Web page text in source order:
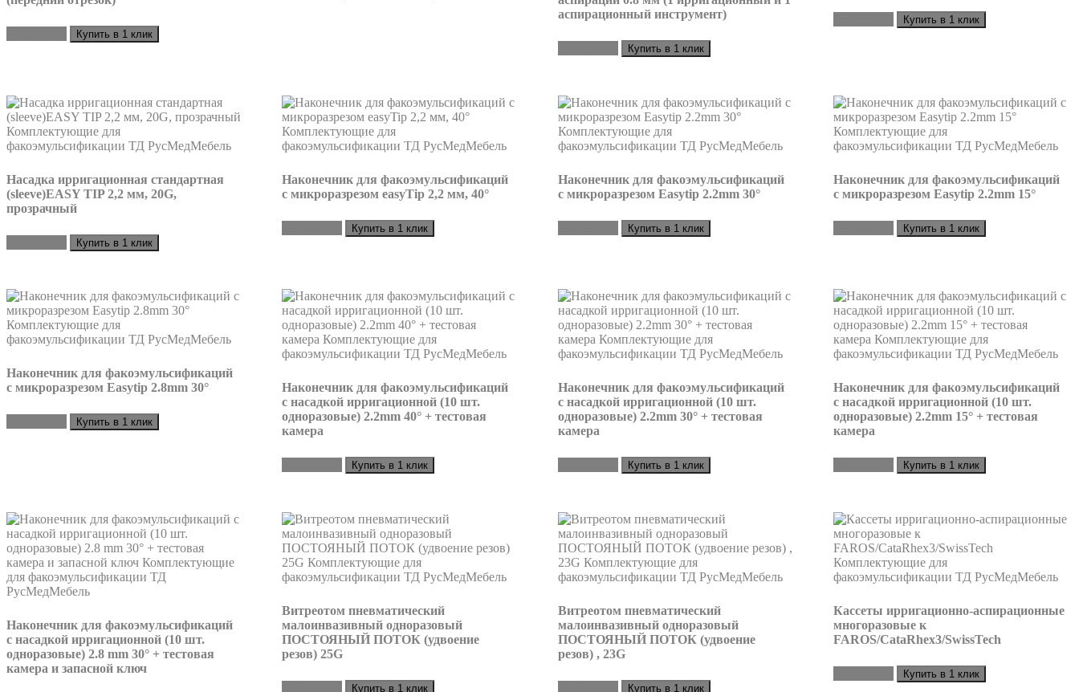
Купить в 1 клик
аспирационный инструмент)
Купить в 1 клик
Купить в 1 клик
Насадка ирригационная стандартная
(sleeve)EASY TIP 2,2 мм, 20G,
прозрачный
Купить в 1 клик
Наконечник для факоэмульсификаций
с микроразрезом easyTip 2,2 мм, 40°
Купить в 1 клик
Наконечник для факоэмульсификаций
с микроразрезом Easytip 2.2mm 30°
Купить в 1 клик
Наконечник для факоэмульсификаций
с микроразрезом Easytip 2.2mm 15°
Купить в 1 клик
Наконечник для факоэмульсификаций
с микроразрезом Easytip 2.8mm 30°
Купить в 1 клик
Наконечник для факоэмульсификаций
с насадкой ирригационной (10 шт.
одноразовые) 2.2mm 40° + тестовая
камера
Купить в 1 клик
Наконечник для факоэмульсификаций
с насадкой ирригационной (10 шт.
одноразовые) 2.2mm 30° + тестовая
камера
Купить в 1 клик
Наконечник для факоэмульсификаций
с насадкой ирригационной (10 шт.
одноразовые) 2.2mm 15° + тестовая
камера
Купить в 1 клик
Наконечник для факоэмульсификаций
с насадкой ирригационной (10 шт.
одноразовые) 2.8 mm 30° + тестовая
камера и запасной ключ
Витреотом пневматический
малоинвазивный одноразовый
ПОСТОЯНЫЙ ПОТОК (удвоение
резов) 25G
Купить в 1 клик
Витреотом пневматический
малоинвазивный одноразовый
ПОСТОЯНЫЙ ПОТОК (удвоение
резов) , 23G
Купить в 1 клик
Кассеты ирригационно-аспирационные
многоразовые к
FAROS/CataRhex3/SwissTech
Купить в 1 клик